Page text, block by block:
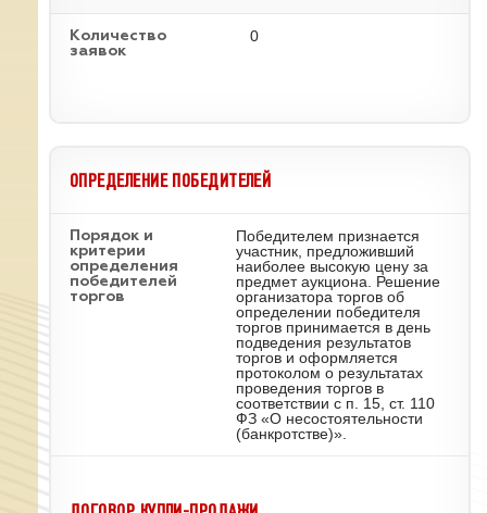
Количество
заявок
0
ОПРЕДЕЛЕНИЕ ПОБЕДИТЕЛЕЙ
Порядок и
критерии
определения
победителей
торгов
Победителем признается
участник, предложивший
наиболее высокую цену за
предмет аукциона. Решение
организатора торгов об
определении победителя
торгов принимается в день
подведения результатов
торгов и оформляется
протоколом о результатах
проведения торгов в
соответствии с п. 15, ст. 110
ФЗ «О несостоятельности
(банкротстве)».